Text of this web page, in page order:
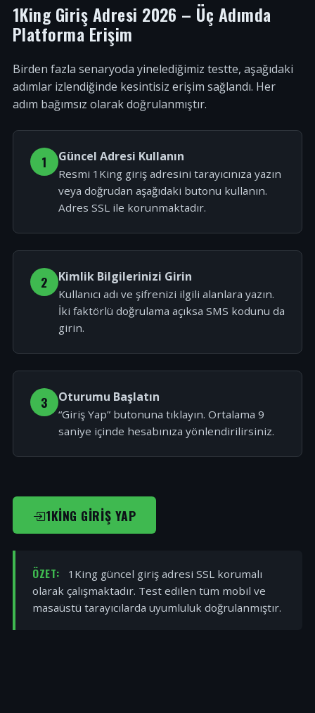
1King Giriş Adresi 2026 – Üç Adımda
Platforma Erişim
Birden fazla senaryoda yinelediğimiz testte, aşağıdaki
adımlar izlendiğinde kesintisiz erişim sağlandı. Her
adım bağımsız olarak doğrulanmıştır.
1 Güncel Adresi Kullanın
Resmi 1King giriş adresini tarayıcınıza yazın
veya doğrudan aşağıdaki butonu kullanın.
Adres SSL ile korunmaktadır.
2 Kimlik Bilgilerinizi Girin
Kullanıcı adı ve şifrenizi ilgili alanlara yazın.
İki faktörlü doğrulama açıksa SMS kodunu da
girin.
3 Oturumu Başlatın
“Giriş Yap” butonuna tıklayın. Ortalama 9
saniye içinde hesabınıza yönlendirilirsiniz.
1KING GIRIŞ YAP
ÖZET:
1King güncel giriş adresi SSL korumalı
olarak çalışmaktadır. Test edilen tüm mobil ve
masaüstü tarayıcılarda uyumluluk doğrulanmıştır.